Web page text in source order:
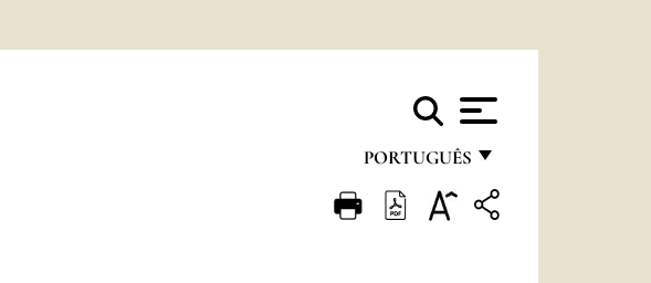
PORTUGUÊS
FRANÇAIS